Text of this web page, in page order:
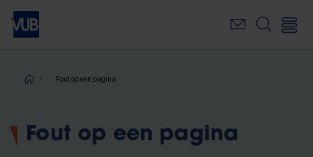
Overslaan
naar
inhoudKruimelpad
Fout op een pagina
Fout op een pagina